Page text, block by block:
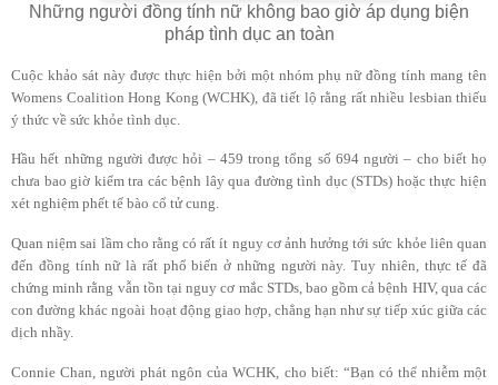
Những người đồng tính nữ không bao giờ áp dụng biện
pháp tình dục an toàn
Cuộc khảo sát này được thực hiện bởi một nhóm phụ nữ đồng tính mang tên
Womens Coalition Hong Kong (WCHK), đã tiết lộ rằng rất nhiều lesbian thiếu
ý thức về sức khỏe tình dục.
Hầu hết những người được hỏi – 459 trong tổng số 694 người – cho biết họ
chưa bao giờ kiểm tra các bệnh lây qua đường tình dục (STDs) hoặc thực hiện
xét nghiệm phết tế bào cổ tử cung.
Quan niệm sai lầm cho rằng có rất ít nguy cơ ảnh hưởng tới sức khỏe liên quan
đến đồng tính nữ là rất phổ biến ở những người này. Tuy nhiên, thực tế đã
chứng minh rằng vẫn tồn tại nguy cơ mắc STDs, bao gồm cả bệnh HIV, qua các
con đường khác ngoài hoạt động giao hợp, chẳng hạn như sự tiếp xúc giữa các
dịch nhầy.
Connie Chan, người phát ngôn của WCHK, cho biết: “Bạn có thể nhiễm một